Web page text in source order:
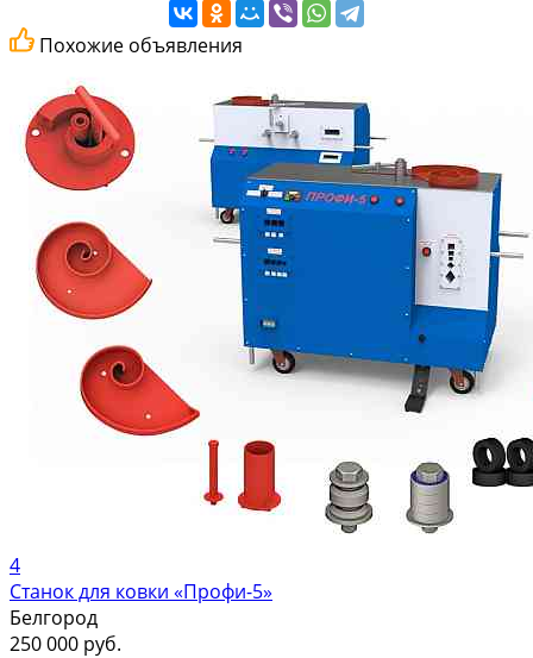
Похожие объявления
4
Станок для ковки «Профи-5»
Белгород
250 000 руб.